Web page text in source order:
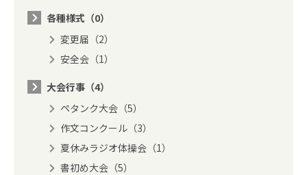
各種様式（0）
変更届（2）
安全会（1）
大会行事（4）
ペタンク大会（5）
作文コンクール（3）
夏休みラジオ体操会（1）
書初め大会（5）